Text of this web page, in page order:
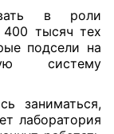
в роли
400 тысяч тех
подсели на
систему
заниматься,
лаборатория